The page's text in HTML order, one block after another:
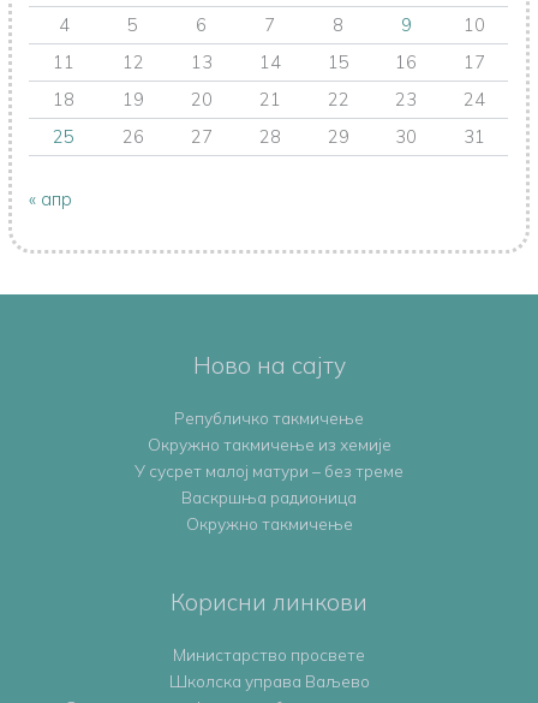
4
5 6 7 8 9
10
11
12 13 14 15 16
17
18
19 20 21 22 23
24
25
26 27 28 29 30 31
« апр
Ново на сајту
Републичко такмичење
Oкружно такмичењe из хемије
У сусрет малој матури – без треме
Васкршња радионица
Окружно такмичење
Корисни линкови
Министарство просвете
Школска управа Ваљево